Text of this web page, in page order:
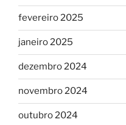
fevereiro 2025
janeiro 2025
dezembro 2024
novembro 2024
outubro 2024